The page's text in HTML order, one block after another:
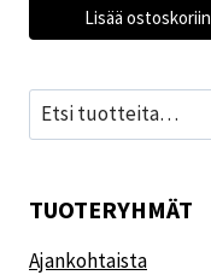
Lisää ostoskoriin
Etsi:
TUOTERYHMÄT
Ajankohtaista